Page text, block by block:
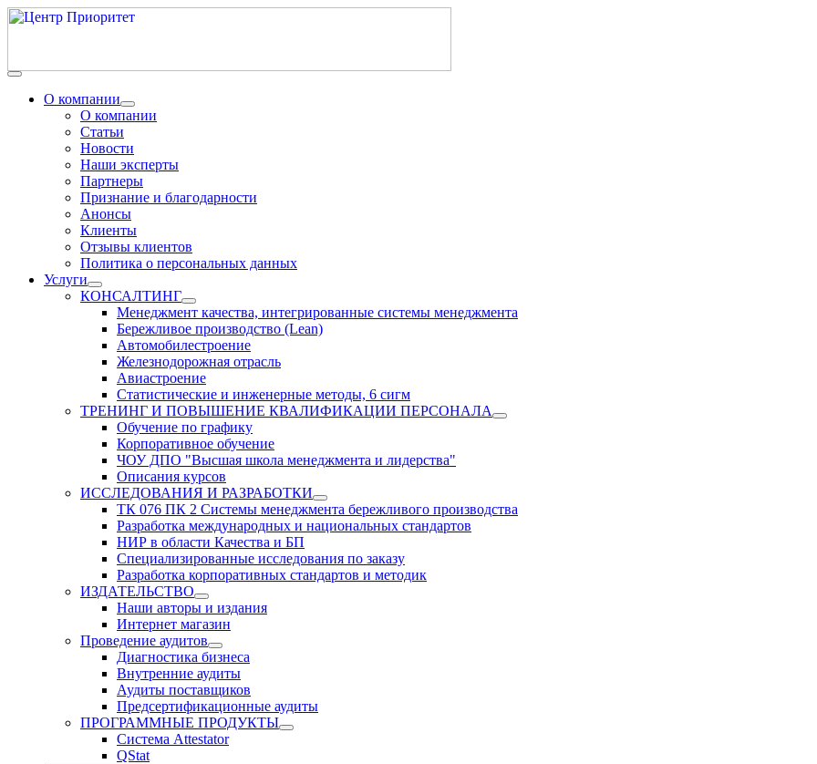
О компании
О компании
Статьи
Новости
Наши эксперты
Партнеры
Признание и благодарности
Анонсы
Клиенты
Отзывы клиентов
Политика о персональных данных
Услуги
КОНСАЛТИНГ
Менеджмент качества, интегрированные системы менеджмента
Бережливое производство (Lean)
Автомобилестроение
Железнодорожная отрасль
Авиастроение
Статистические и инженерные методы, 6 сигм
ТРЕНИНГ И ПОВЫШЕНИЕ КВАЛИФИКАЦИИ ПЕРСОНАЛА
Обучение по графику
Корпоративное обучение
ЧОУ ДПО "Высшая школа менеджмента и лидерства"
Описания курсов
ИССЛЕДОВАНИЯ И РАЗРАБОТКИ
ТК 076 ПК 2 Системы менеджмента бережливого производства
Разработка международных и национальных стандартов
НИР в области Качества и БП
Специализированные исследования по заказу
Разработка корпоративных стандартов и методик
ИЗДАТЕЛЬСТВО
Наши авторы и издания
Интернет магазин
Проведение аудитов
Диагностика бизнеса
Внутренние аудиты
Аудиты поставщиков
Предсертификационные аудиты
ПРОГРАММНЫЕ ПРОДУКТЫ
Система Attestator
QStat